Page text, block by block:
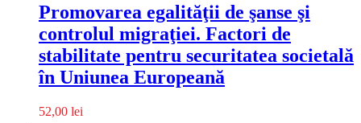
Promovarea egalităţii de şanse şi
controlul migraţiei. Factori de
stabilitate pentru securitatea societală
în Uniunea Europeană
52,00 lei